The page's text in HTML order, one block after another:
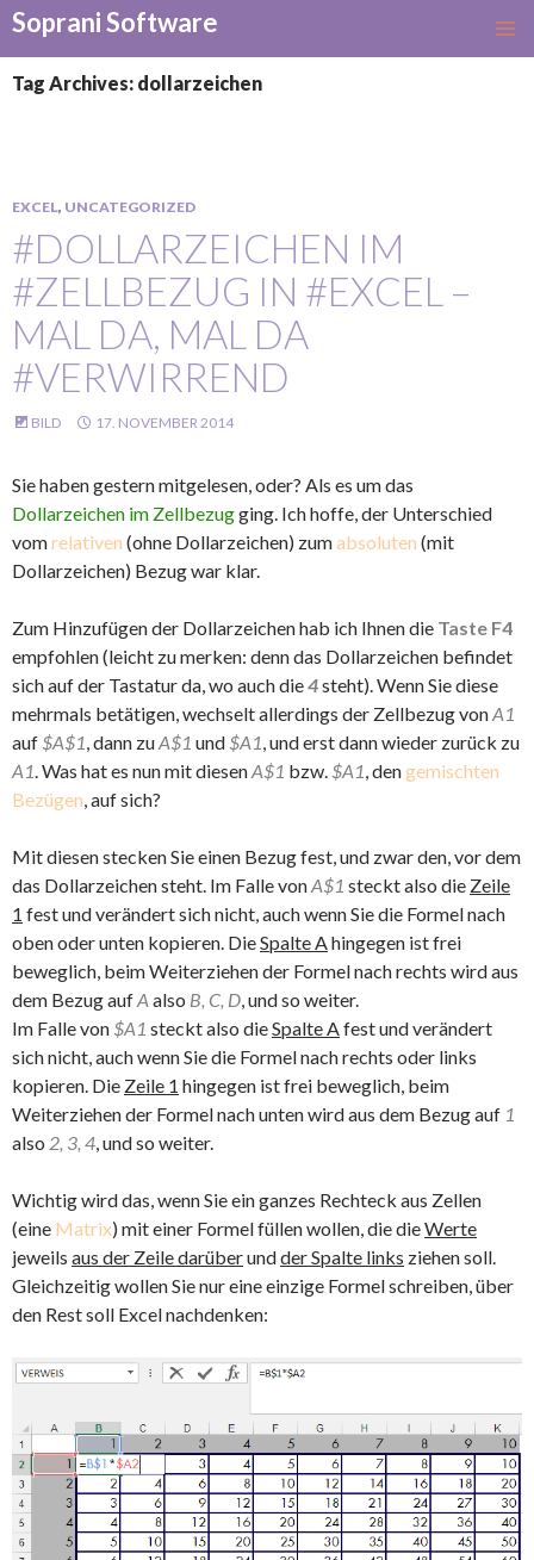
Soprani Software
TO
CONTENT
Tag Archives: dollarzeichen
EXCEL, UNCATEGORIZED
#DOLLARZEICHEN IM
#ZELLBEZUG IN #EXCEL –
MAL DA, MAL DA
#VERWIRREND
BILD 17. NOVEMBER 2014
Sie haben gestern mitgelesen, oder? Als es um das
Dollarzeichen im Zellbezugging. Ich hoffe, der Unterschied
vomrelativen (ohne Dollarzeichen) zumabsoluten (mit
Dollarzeichen) Bezug war klar.
Zum Hinzufügen der Dollarzeichen hab ich Ihnen die Taste F4
empfohlen (leicht zu merken: denn das Dollarzeichen befindet
sich auf der Tastatur da, wo auch die4steht). Wenn Sie diese
mehrmals betätigen, wechselt allerdings der Zellbezug vonA1
auf$A$1, dann zuA$1 und$A1, und erst dann wieder zurück zu
A1. Was hat es nun mit diesenA$1 bzw.$A1, dengemischten
Bezügen, auf sich?
Mit diesen stecken Sie einen Bezug fest, und zwar den, vor dem
das Dollarzeichen steht. Im Falle vonA$1 steckt also die Zeile
1 fest und verändert sich nicht, auch wenn Sie die Formel nach
oben oder unten kopieren. DieSpalte Ahingegen ist frei
beweglich, beim Weiterziehen der Formel nach rechts wird aus
dem Bezug aufA also B, C, D, und so weiter.
Im Falle von$A1 steckt also dieSpalte Afest und verändert
sich nicht, auch wenn Sie die Formel nach rechts oder links
kopieren. Die Zeile 1 hingegen ist frei beweglich, beim
Weiterziehen der Formel nach unten wird aus dem Bezug auf 1
also 2, 3, 4, und so weiter.
Wichtig wird das, wenn Sie ein ganzes Rechteck aus Zellen
(eine Matrix) mit einer Formel füllen wollen, die dieWerte
jeweils aus der Zeile darüberundder Spalte links ziehen soll.
Gleichzeitig wollen Sie nur eine einzige Formel schreiben, über
den Rest soll Excel nachdenken: